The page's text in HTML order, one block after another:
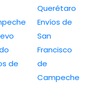
de
Querétaro
Envíos de
San
Francisco
de
Campeche